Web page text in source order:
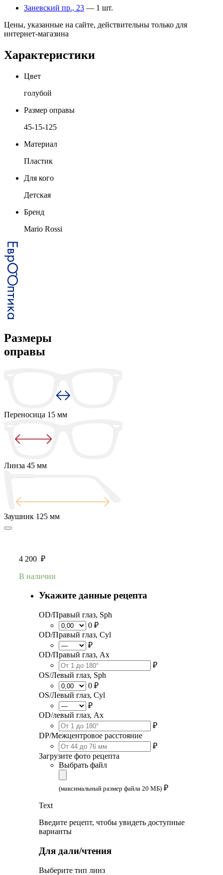
Заневский пр., 23 — 1 шт.
Цены, указанные на сайте, действительны только для
интернет-магазина
Характеристики
Цвет
голубой
Размер оправы
45-15-125
Материал
Пластик
Для кого
Детская
Бренд
Mario Rossi
Размеры
оправы
Переносица 15 мм
Линза 45 мм
Заушник 125 мм
4 200 ₽
В наличии
Укажите данные рецепта
OD/Правый глаз, Sph
0 ₽
OD/Правый глаз, Cyl
₽
OD/Правый глаз, Ax
₽
OS/Левый глаз, Sph
0 ₽
OS/Левый глаз, Cyl
₽
OD/левый глаз, Ax
₽
DP/Межцентровое расстояние
₽
Загрузите фото рецепта
Выбрать файл
(максимальный размер файла 20 МБ) ₽
Text
Введите рецепт, чтобы увидеть доступные
варианты
Для дали/чтения
Выберите тип линз